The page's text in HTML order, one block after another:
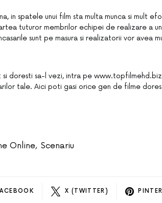
in spatele unui film sta multa munca si mult
tuturor membrilor echipei de realizare a
sunt pe masura si realizatorii vor avea
si doresti sa-l vezi, intra pe
tale. Aici poti gasi orice gen de filme
Online, Scenariu
X (TWITTER)